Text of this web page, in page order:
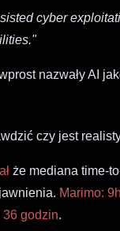
cyber
nazwały AI
czy jest
że mediana time-
Marimo:
36 godzin.